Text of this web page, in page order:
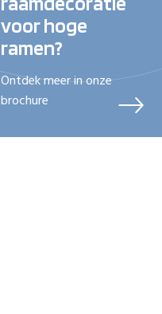
voor hoge
ramen?
Ontdek meer in onze
brochure